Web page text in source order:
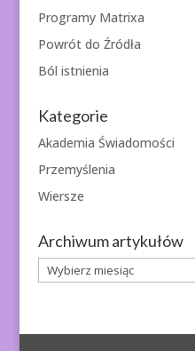
Programy Matrixa
Powrót do Źródła
Ból istnienia
Kategorie
Akademia Świadomości
Przemyślenia
Wiersze
Archiwum artykułów
Archiwum
artykułów